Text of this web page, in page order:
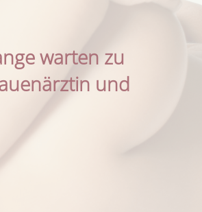
warten zu
und